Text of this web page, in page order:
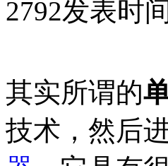
2792发表时
其实所谓的
技术，然后